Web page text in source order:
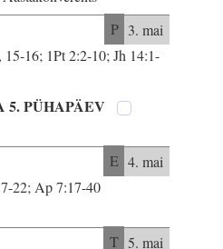
P 3. mai
16; 1Pt 2:2-10; Jh 14:1-
5. PÜHAPÄEV
E 4. mai
22; Ap 7:17-40
T 5. mai